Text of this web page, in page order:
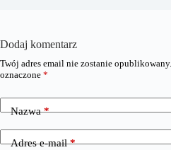
Dodaj komentarz
Twój adres email nie zostanie opublikowany.
oznaczone *
Nazwa*
Adres e-mail*